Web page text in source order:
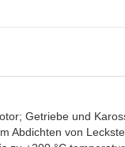
Getriebe und
Abdichten von